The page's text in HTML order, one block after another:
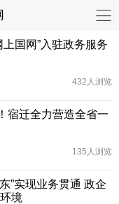
国网”入驻政务服务
432人浏览
宿迁全力营造全省一
135人浏览
”实现业务贯通 政企
境